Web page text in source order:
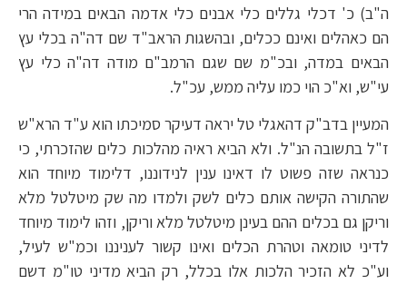
ה"ב) כ' דכלי גללים כלי אבנים כלי אדמה הבאים במידה הרי
הם כאהלים ואינם ככלים, ובהשגות הראב"ד שם דה"ה בכלי עץ
הבאים במדה, ובכ"מ שם שגם הרמב"ם מודה דה"ה כלי עץ
עי"ש, וא"כ הוי כמו עליה ממש, עכ"ל.
המעיין בדב"ק דהאגלי טל יראה דעיקר סמיכתו הוא ע"ד הרא"ש
ז"ל בתשובה הנ"ל. ולא הביא ראיה מהלכות כלים שהזכרתי, כי
כנראה שזה פשוט לו דאינו ענין לנידוננו, דלימוד מיוחד הוא
שהתורה הקישה אותם כלים לשק ולמדו מה שק מיטלטל מלא
וריקן גם בכלים ההם בעינן מיטלטל מלא וריקן, וזהו לימוד מיוחד
לדיני טומאה וטהרת הכלים ואינו קשור לעניננו וכמ"ש לעיל,
וע"כ לא הזכיר הלכות אלו בכלל, רק הביא מדיני טו"מ דשם